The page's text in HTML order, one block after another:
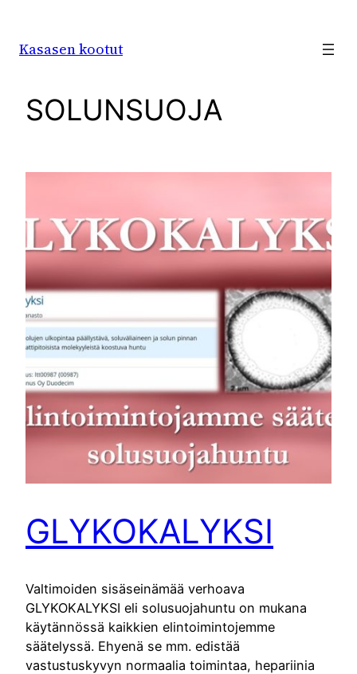
Kasasen kootut
SOLUNSUOJA
GLYKOKALYKSI
Valtimoiden sisäseinämää verhoava
GLYKOKALYKSI eli solusuojahuntu on mukana
käytännössä kaikkien elintoimintojemme
säätelyssä. Ehyenä se mm. edistää
vastustuskyvyn normaalia toimintaa, hepariinia